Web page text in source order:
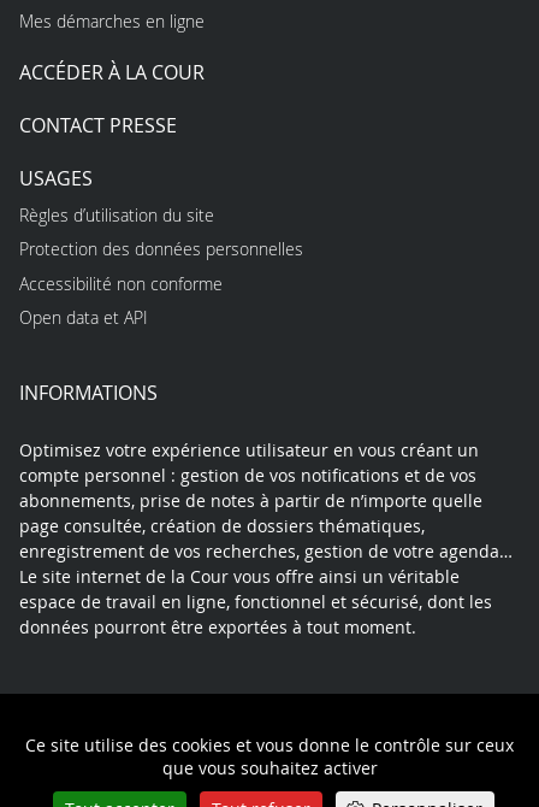
Ce site utilise des cookies et vous donne le contrôle sur ceux
que vous souhaitez activer
Mes démarches en ligne
ACCÉDER À LA COUR
CONTACT PRESSE
USAGES
Règles d’utilisation du site
Protection des données personnelles
Accessibilité non conforme
Open data et API
INFORMATIONS
Optimisez votre expérience utilisateur en vous créant un
compte personnel : gestion de vos notifications et de vos
abonnements, prise de notes à partir de n’importe quelle
page consultée, création de dossiers thématiques,
enregistrement de vos recherches, gestion de votre agenda…
Le site internet de la Cour vous offre ainsi un véritable
espace de travail en ligne, fonctionnel et sécurisé, dont les
données pourront être exportées à tout moment.
Politique de confidentialité